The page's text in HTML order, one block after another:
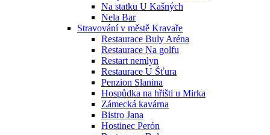
Na statku U Kašných
Nela Bar
Stravování v městě Kravaře
Restaurace Buly Aréna
Restaurace Na golfu
Restart nemlyn
Restaurace U Šťura
Penzion Slanina
Hospůdka na hřišti u Mirka
Zámecká kavárna
Bistro Jana
Hostinec Perón